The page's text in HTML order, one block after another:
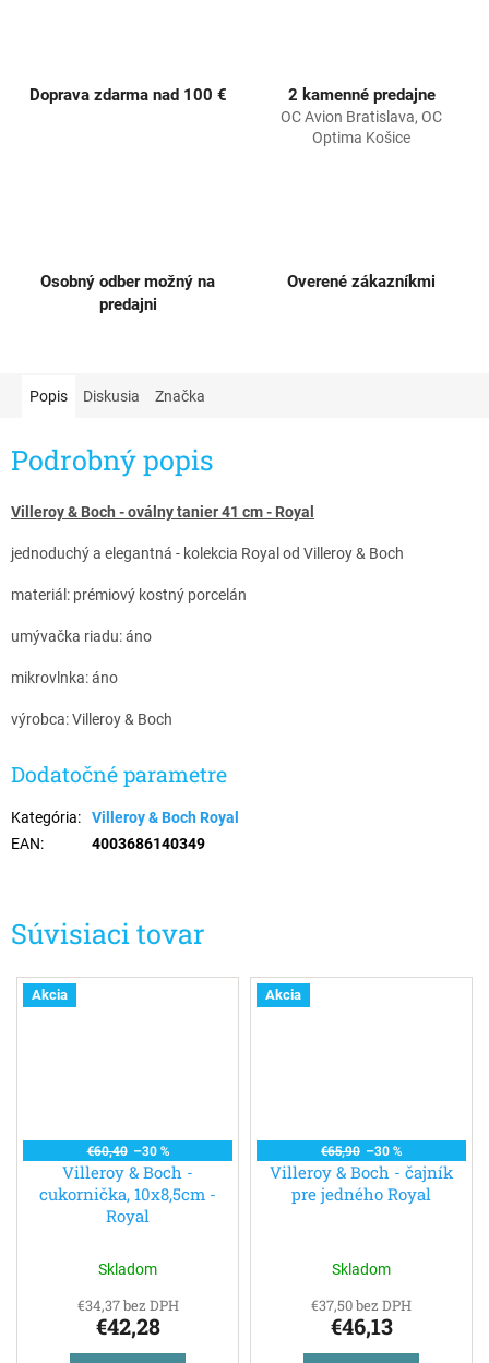
Doprava zdarma nad 100 € 2 kamenné predajne
OC Avion Bratislava, OC
Optima Košice
Osobný odber možný na
predajni
Overené zákazníkmi
Súvisiaci tovar
Akcia
€60,40 –30 %
Villeroy & Boch -
cukornička, 10x8,5cm -
Royal
Skladom
€34,37 bez DPH
€42,28
Akcia
€65,90 –30 %
Villeroy & Boch - čajník
pre jedného Royal
Skladom
€37,50 bez DPH
€46,13
Popis Diskusia Značka
Podrobný popis
Villeroy & Boch - oválny tanier 41 cm - Royal
jednoduchý a elegantná - kolekcia Royal od Villeroy & Boch
materiál: prémiový kostný porcelán
umývačka riadu: áno
mikrovlnka: áno
výrobca: Villeroy & Boch
Dodatočné parametre
Kategória:
Villeroy & Boch Royal
EAN: 4003686140349